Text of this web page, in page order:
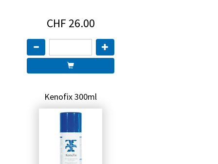
CHF 26.00
Kenofix 300ml